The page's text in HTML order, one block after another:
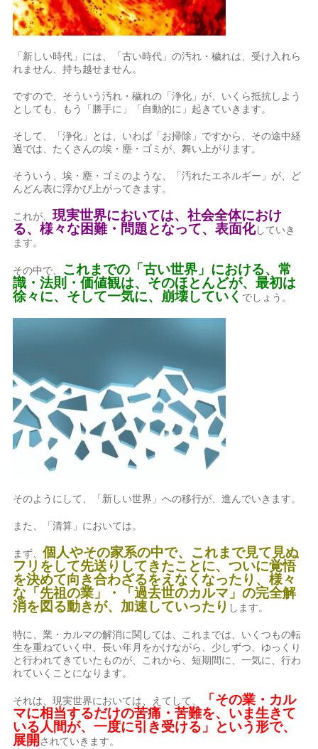
「新しい時代」には、「古い時代」の汚れ・穢れは、受け入れら
れません、持ち越せません。
ですので、そういう汚れ・穢れの「浄化」が、いくら抵抗しよう
としても、もう「勝手に」「自動的に」起きていきます。
そして、「浄化」とは、いわば「お掃除」ですから、その途中経
過では、たくさんの埃・塵・ゴミが、舞い上がります。
そういう、埃・塵・ゴミのような、「汚れたエネルギー」が、ど
んどん表に浮かび上がってきます。
これが、現実世界においては、社会全体におけ
る、様々な困難・問題となって、表面化していき
ます。
その中で、 これまでの「古い世界」における、常
識・法則・価値観は、そのほとんどが、最初は
徐々に、そして一気に、崩壊していく でしょう。
そのようにして、「新しい世界」への移行が、進んでいきます。
また、「清算」においては。
まず、個人やその家系の中で、これまで見て見ぬ
フリをして先送りしてきたことに、ついに覚悟
を決めて向き合わざるをえなくなったり、様々
な「先祖の業」・「過去世のカルマ」の完全解
消を図る動きが、加速していったり します。
特に、業・カルマの解消に関しては、これまでは、いくつもの転
生を重ねていく中、長い年月をかけながら、少しずつ、ゆっくり
と行われてきていたものが、これから、短期間に、一気に、行わ
れていくことになります。
それは、現実世界においては、えてして、
「その業・カル
マに相当するだけの苦痛・苦難を、いま生きて
いる人間が、一度に引き受ける」という形で、
展開 されていきます。